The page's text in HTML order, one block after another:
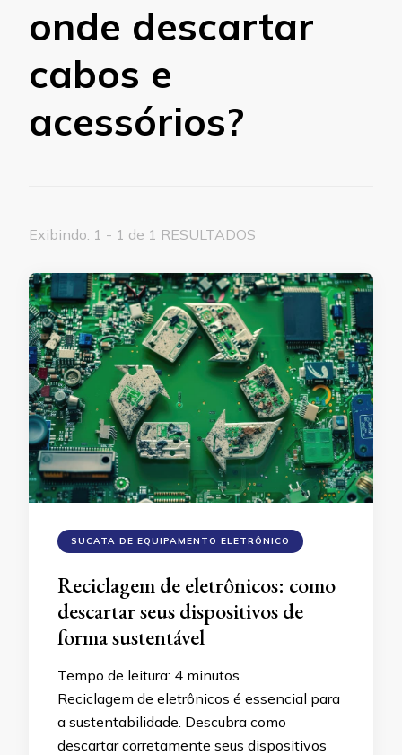
onde descartar
cabos e
acessórios?
Exibindo: 1 - 1 de 1 RESULTADOS
SUCATA DE EQUIPAMENTO ELETRÔNICO
Reciclagem de eletrônicos: como
descartar seus dispositivos de
forma sustentável
Tempo de leitura: 4 minutos
Reciclagem de eletrônicos é essencial para
a sustentabilidade. Descubra como
descartar corretamente seus dispositivos